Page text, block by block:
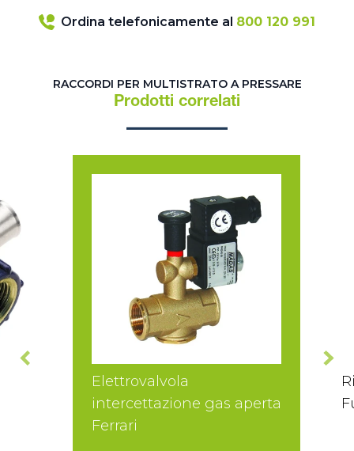
Ordina telefonicamente al 800 120 991
RACCORDI PER MULTISTRATO A PRESSARE
Prodotti correlati
Elettrovalvola
intercettazione gas aperta
Ferrari